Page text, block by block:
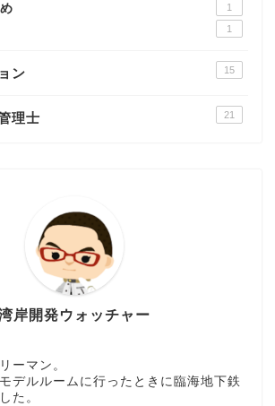
1
1
ン 15
理士 21
岸開発ウォッチャー
ーマン。
デルルームに行ったときに臨海地下鉄
た。